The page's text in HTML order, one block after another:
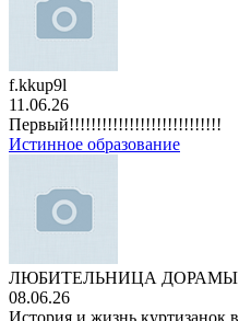
f.kkup9l
11.06.26
Первый!!!!!!!!!!!!!!!!!!!!!!!!!!!!
Истинное образование
ЛЮБИТЕЛЬНИЦА ДОРАМЫ
08.06.26
История и жизнь